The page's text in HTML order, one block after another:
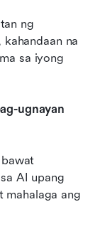
ng
na
sa iyong
ugnayan
AI upang
mahalaga ang